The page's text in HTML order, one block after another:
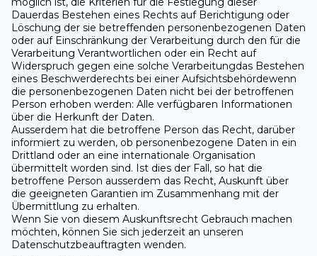
Dauerdas Bestehen eines Rechts auf Berichtigung oder
Löschung der sie betreffenden personenbezogenen Daten
oder auf Einschränkung der Verarbeitung durch den für die
Verarbeitung Verantwortlichen oder ein Recht auf
Widerspruch gegen eine solche Verarbeitungdas Bestehen
eines Beschwerderechts bei einer Aufsichtsbehördewenn
die personenbezogenen Daten nicht bei der betroffenen
Person erhoben werden: Alle verfügbaren Informationen
über die Herkunft der Daten.
Ausserdem hat die betroffene Person das Recht, darüber
informiert zu werden, ob personenbezogene Daten in ein
Drittland oder an eine internationale Organisation
übermittelt worden sind. Ist dies der Fall, so hat die
betroffene Person ausserdem das Recht, Auskunft über
die geeigneten Garantien im Zusammenhang mit der
Übermittlung zu erhalten.
Wenn Sie von diesem Auskunftsrecht Gebrauch machen
möchten, können Sie sich jederzeit an unseren
Datenschutzbeauftragten wenden.